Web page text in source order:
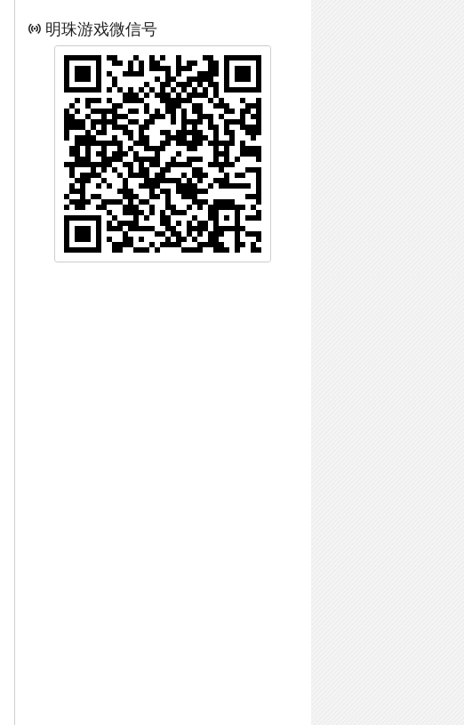
明珠游戏微信号